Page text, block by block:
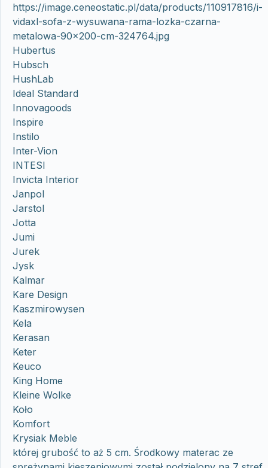
https://image.ceneostatic.pl/data/products/110917816/i-
vidaxl-sofa-z-wysuwana-rama-lozka-czarna-
metalowa-90×200-cm-324764.jpg
Hubertus
Hubsch
HushLab
Ideal Standard
Innovagoods
Inspire
Instilo
Inter-Vion
INTESI
Invicta Interior
Janpol
Jarstol
Jotta
Jumi
Jurek
Jysk
Kalmar
Kare Design
Kaszmirowysen
Kela
Kerasan
Keter
Keuco
King Home
Kleine Wolke
Koło
Komfort
Krysiak Meble
której grubość to aż 5 cm. Środkowy materac ze